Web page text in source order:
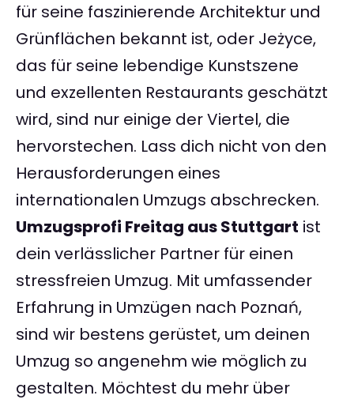
für seine faszinierende Architektur und
Grünflächen bekannt ist, oder Jeżyce,
das für seine lebendige Kunstszene
und exzellenten Restaurants geschätzt
wird, sind nur einige der Viertel, die
hervorstechen. Lass dich nicht von den
Herausforderungen eines
internationalen Umzugs abschrecken.
Umzugsprofi Freitag aus Stuttgart ist
dein verlässlicher Partner für einen
stressfreien Umzug. Mit umfassender
Erfahrung in Umzügen nach Poznań,
sind wir bestens gerüstet, um deinen
Umzug so angenehm wie möglich zu
gestalten. Möchtest du mehr über